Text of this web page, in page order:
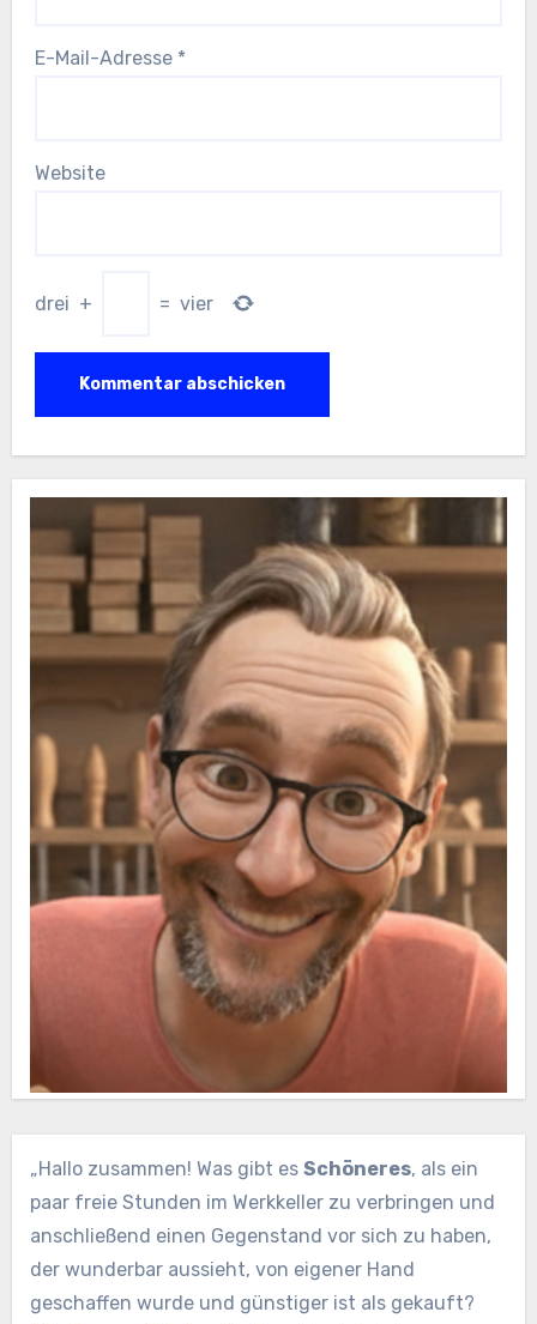
E-Mail-Adresse *
Website
drei + = vier
„Hallo zusammen! Was gibt es Schöneres, als ein
paar freie Stunden im Werkkeller zu verbringen und
anschließend einen Gegenstand vor sich zu haben,
der wunderbar aussieht, von eigener Hand
geschaffen wurde und günstiger ist als gekauft?